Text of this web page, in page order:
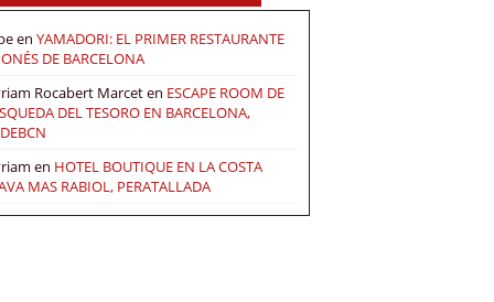
en YAMADORI: EL PRIMER RESTAURANTE
DE BARCELONA
Rocabert Marceten ESCAPE ROOM DE
DEL TESORO EN BARCELONA,
en HOTEL BOUTIQUE EN LA COSTA
MAS RABIOL, PERATALLADA